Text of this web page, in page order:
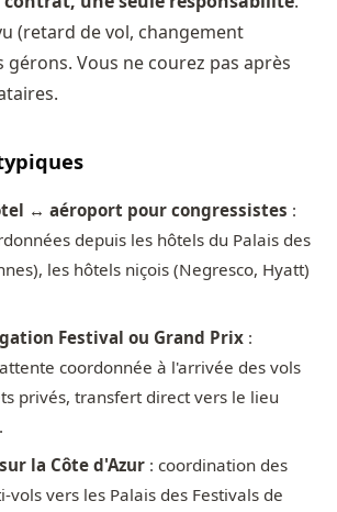
(retard de vol, changement
Vous ne courez pas après
↔ aéroport pour congressistes :
depuis les hôtels du Palais des
les hôtels niçois (Negresco, Hyatt)
Festival ou Grand Prix :
coordonnée à l'arrivée des vols
privés, transfert direct vers le lieu
la Côte d'Azur : coordination des
vols vers les Palais des Festivals de